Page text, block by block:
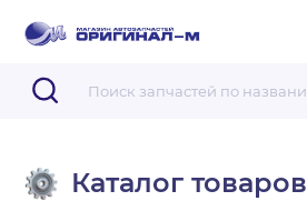
Каталог товаров